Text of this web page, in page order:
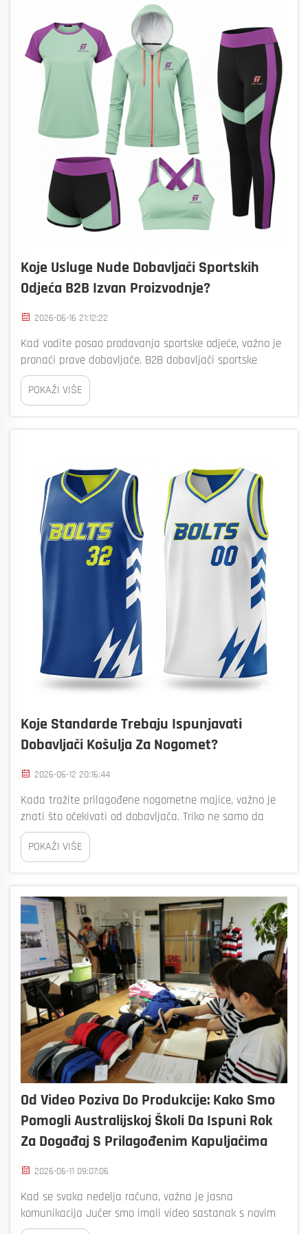
Koje Usluge Nude Dobavljači Sportskih
Odjeća B2B Izvan Proizvodnje?
2026-06-16 21:12:22
Kad vodite posao prodavanja sportske odjeće, važno je
pronaći prave dobavljače. B2B dobavljači sportske
odjeće mogu pomoći tvrtkama poput Bizarre ne samo
da naprave odjeću, već i nude druge korisne usluge.
Ove usluge čine veliku razliku u poslovnom uspjehu...
POKAŽI VIŠE
Koje Standarde Trebaju Ispunjavati
Dobavljači Košulja Za Nogomet?
2026-06-12 20:16:44
Kada tražite prilagođene nogometne majice, važno je
znati što očekivati od dobavljača. Triko ne samo da
izgleda dobro, nego se i lijepo osjeća i dugo traje.
Čudno društvo, ovo je dobro. Oni se pobrinuti da dobiješ
najbolje moguće. Koncentriraj se na dobro q...
POKAŽI VIŠE
Od Video Poziva Do Produkcije: Kako Smo
Pomogli Australijskoj Školi Da Ispuni Rok
Za Događaj S Prilagođenim Kapuljačima
2026-06-11 09:07:06
Kad se svaka nedelja računa, važna je jasna
komunikacija Jučer smo imali video sastanak s novim
klijentom iz Australije. Na prvi pogled, činilo se kao